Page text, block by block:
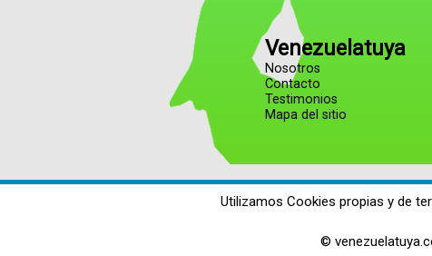
Venezuelatuya
Nosotros
Contacto
Testimonios
Mapa del sitio
Utilizamos Cookies propias y de
©